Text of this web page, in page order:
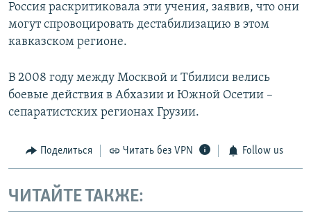
Россия раскритиковала эти учения, заявив, что они
могут спровоцировать дестабилизацию в этом
кавказском регионе.
В 2008 году между Москвой и Тбилиси велись
боевые действия в Абхазии и Южной Осетии –
сепаратистских регионах Грузии.
Поделиться Читать без VPN Follow us
ЧИТАЙТЕ ТАКЖЕ: